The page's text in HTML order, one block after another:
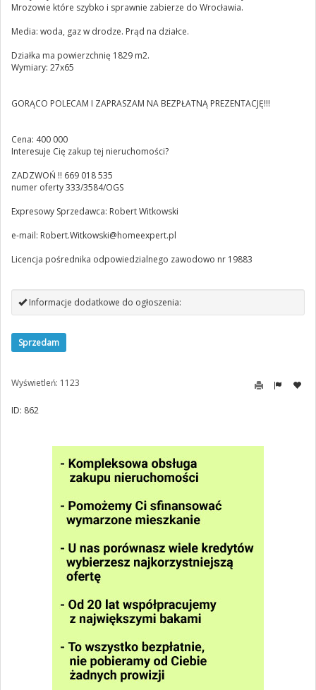
Mrozowie które szybko i sprawnie zabierze do Wrocławia.
Media: woda, gaz w drodze. Prąd na działce.
Działka ma powierzchnię 1829 m2.
Wymiary: 27x65
GORĄCO POLECAM I ZAPRASZAM NA BEZPŁATNĄ PREZENTACJĘ!!!
Cena: 400 000
Interesuje Cię zakup tej nieruchomości?
ZADZWOŃ !! 669 018 535
numer oferty 333/3584/OGS
Expresowy Sprzedawca: Robert Witkowski
e-mail: Robert.Witkowski@homeexpert.pl
Licencja pośrednika odpowiedzialnego zawodowo nr 19883
Informacje dodatkowe do ogłoszenia:
Sprzedam
Wyświetleń: 1123
ID: 862